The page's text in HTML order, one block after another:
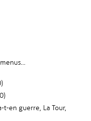
t-en guerre, La Tour,